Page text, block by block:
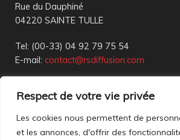
Respect de votre vie privée
Les cookies nous permettent de
et les annonces, d'offrir des
Rue du Dauphiné
04220 SAINTE TULLE
Tel: (00-33) 04 92 79 75 54
E-mail: contact@rsdiffusion.com
18h00
Réception en magasin sur rendez-vous